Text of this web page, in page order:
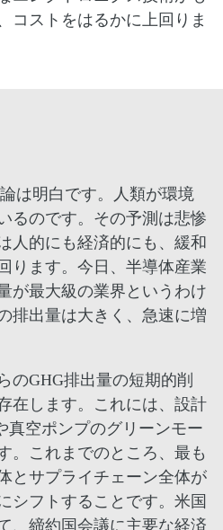
コストをはるかに上回りま
は明白です。人類が環境
るのです。その予測は悲惨
人的にも経済的にも、緩和
ります。今日、半導体産業
が最大級の業界というわけ
排出量は大きく、急速に増
のGHG排出量の短期的削
在します。これには、設計
真空ポンプのグリーンモー
。これまでのところ、最も
とサプライチェーン全体が
シフトすることです。米国
、締約国会議に主要な経済